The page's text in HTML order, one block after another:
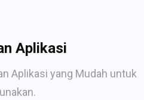
Aplikasi
Aplikasi yang Mudah untuk